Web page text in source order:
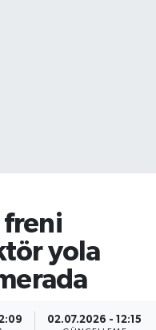
freni
yola
02.07.2026 - 12:15